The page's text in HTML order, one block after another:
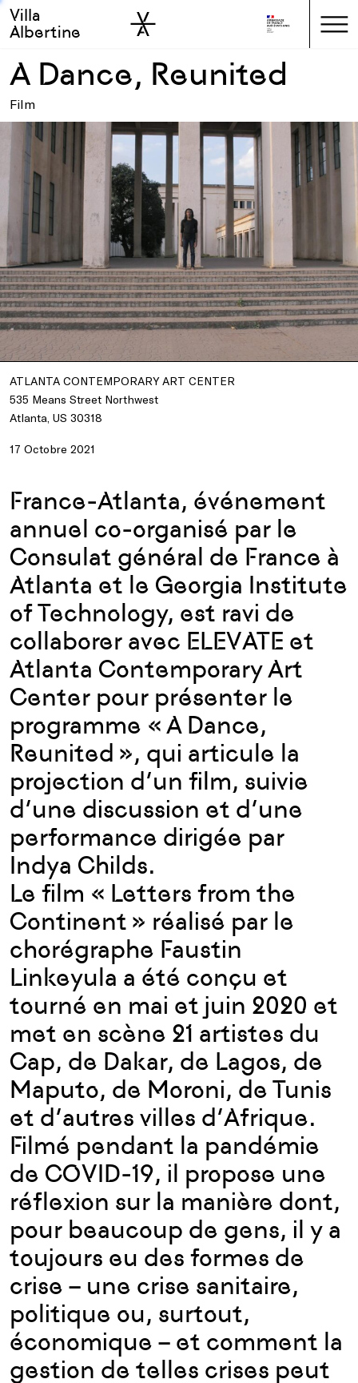
Skip to main
Skip to sidebar
Villa
Albertine
A Dance, Reunited
Film
ATLANTA CONTEMPORARY ART CENTER
535 Means Street Northwest
Atlanta, US 30318
17 Octobre 2021
France-Atlanta, événement
annuel co-organisé par le
Consulat général de France à
Atlanta et le Georgia Institute
of Technology, est ravi de
collaborer avec ELEVATE et
Atlanta Contemporary Art
Center pour présenter le
programme « A Dance,
Reunited », qui articule la
projection d’un film, suivie
d’une discussion et d’une
performance dirigée par
Indya Childs.
Le film « Letters from the
Continent » réalisé par le
chorégraphe Faustin
Linkeyula a été conçu et
tourné en mai et juin 2020 et
met en scène 21 artistes du
Cap, de Dakar, de Lagos, de
Maputo, de Moroni, de Tunis
et d’autres villes d’Afrique.
Filmé pendant la pandémie
de COVID-19, il propose une
réflexion sur la manière dont,
pour beaucoup de gens, il y a
toujours eu des formes de
crise – une crise sanitaire,
politique ou, surtout,
économique – et comment la
gestion de telles crises peut